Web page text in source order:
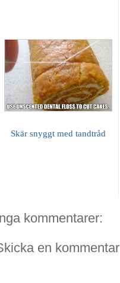
Skär snyggt med tandtråd
kommentarer:
en kommentar